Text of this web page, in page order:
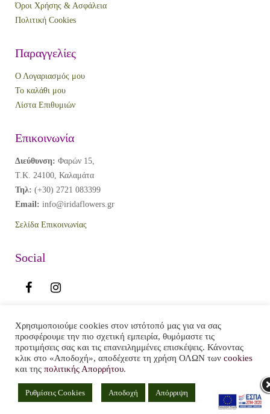
Όροι Χρήσης & Ασφάλεια
Πολιτική Cookies
Παραγγελίες
Ο Λογαριασμός μου
Το καλάθι μου
Λίστα Επιθυμιών
Επικοινωνία
Διεύθυνση: Φαρών 15,
Τ.Κ. 24100, Καλαμάτα
Τηλ: (+30) 2721 083399
Email: info@iridaflowers.gr
Σελίδα Επικοινωνίας
Social
Web Development By
Χρησιμοποιούμε cookies στον ιστότοπό μας για να σας
προσφέρουμε την πιο σχετική εμπειρία, θυμόμαστε τις
προτιμήσεις σας και τις επανειλημμένες επισκέψεις. Κάνοντας
κλικ στο «Αποδοχή», αποδέχεστε τη χρήση ΟΛΩΝ των cookies
και της πολιτικής Απορρήτου.
Ρυθμίσεις Cookies Αποδοχή Απόρριψη